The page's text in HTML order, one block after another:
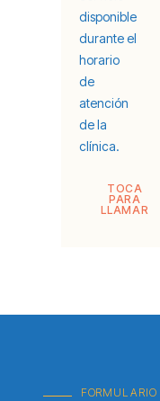
disponible
durante el
horario
de
atención
de la
clínica.
TOCA
PARA
LLAMAR
FORMULARIO